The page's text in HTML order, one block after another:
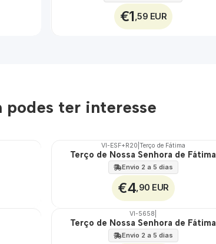
€1 ,59 EUR
podes ter interesse
🇵🇹
VI-ESF+R20 Terço de Fátima
Terço de Nossa Senhora de Fátima
Envio 2 a 5 dias
€4 ,90 EUR
🇵🇹
VI-5658
Terço de Nossa Senhora de Fátima
Envio 2 a 5 dias